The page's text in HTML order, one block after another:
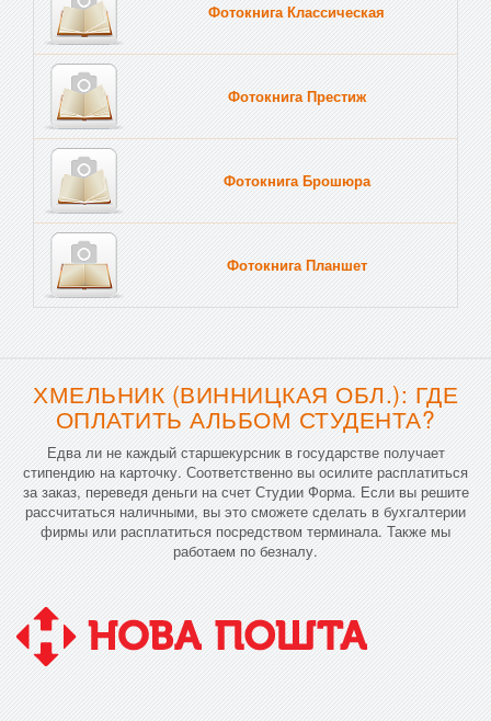
Фотокнига Классическая
Фотокнига Престиж
Фотокнига Брошюра
Фотокнига Планшет
ХМЕЛЬНИК (ВИННИЦКАЯ ОБЛ.): ГДЕ
ОПЛАТИТЬ АЛЬБОМ СТУДЕНТА?
Едва ли не каждый старшекурсник в государстве получает
стипендию на карточку. Соответственно вы осилите расплатиться
за заказ, переведя деньги на счет Студии Форма. Если вы решите
рассчитаться наличными, вы это сможете сделать в бухгалтерии
фирмы или расплатиться посредством терминала. Также мы
работаем по безналу.